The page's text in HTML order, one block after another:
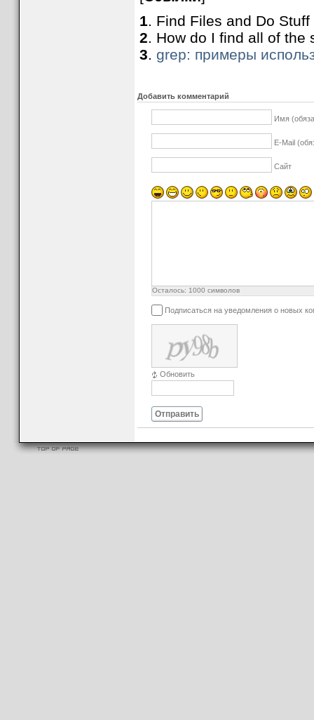
1 . Find Files and Do
2 . How do I find all of
3
grep: примеры
Добавить комментарий
Имя
E-Mail
Сайт
Осталось: 1000 символов
Подписаться на уведомления о новых
Обновить
Отправить